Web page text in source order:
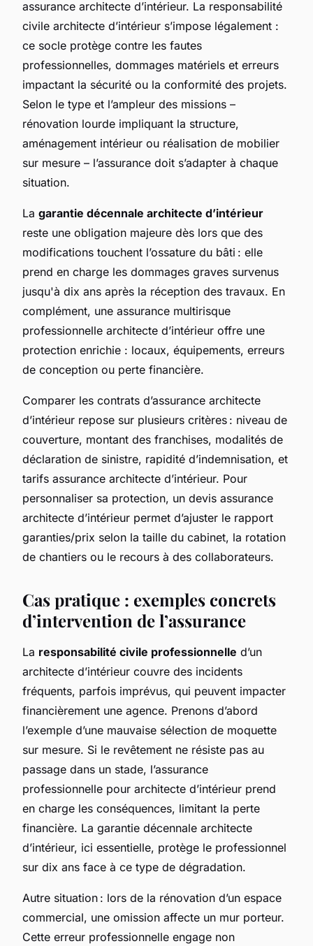
assurance architecte d’intérieur. La responsabilité
civile architecte d’intérieur s’impose légalement :
ce socle protège contre les fautes
professionnelles, dommages matériels et erreurs
impactant la sécurité ou la conformité des projets.
Selon le type et l’ampleur des missions –
rénovation lourde impliquant la structure,
aménagement intérieur ou réalisation de mobilier
sur mesure – l’assurance doit s’adapter à chaque
situation.
La garantie décennale architecte d’intérieur
reste une obligation majeure dès lors que des
modifications touchent l’ossature du bâti : elle
prend en charge les dommages graves survenus
jusqu'à dix ans après la réception des travaux. En
complément, une assurance multirisque
professionnelle architecte d’intérieur offre une
protection enrichie : locaux, équipements, erreurs
de conception ou perte financière.
Comparer les contrats d’assurance architecte
d’intérieur repose sur plusieurs critères : niveau de
couverture, montant des franchises, modalités de
déclaration de sinistre, rapidité d’indemnisation, et
tarifs assurance architecte d’intérieur. Pour
personnaliser sa protection, un devis assurance
architecte d’intérieur permet d’ajuster le rapport
garanties/prix selon la taille du cabinet, la rotation
de chantiers ou le recours à des collaborateurs.
Cas pratique : exemples concrets
d’intervention de l’assurance
La responsabilité civile professionnelle d’un
architecte d’intérieur couvre des incidents
fréquents, parfois imprévus, qui peuvent impacter
financièrement une agence. Prenons d’abord
l’exemple d’une mauvaise sélection de moquette
sur mesure. Si le revêtement ne résiste pas au
passage dans un stade, l’assurance
professionnelle pour architecte d’intérieur prend
en charge les conséquences, limitant la perte
financière. La garantie décennale architecte
d’intérieur, ici essentielle, protège le professionnel
sur dix ans face à ce type de dégradation.
Autre situation : lors de la rénovation d’un espace
commercial, une omission affecte un mur porteur.
Cette erreur professionnelle engage non